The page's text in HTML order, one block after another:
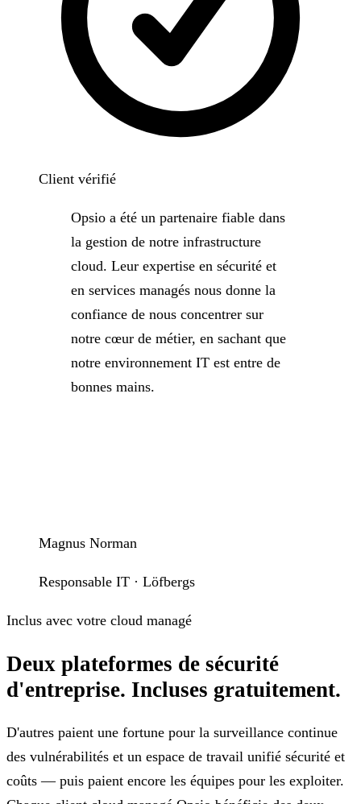
Client vérifié
Opsio a été un partenaire fiable dans
la gestion de notre infrastructure
cloud. Leur expertise en sécurité et
en services managés nous donne la
confiance de nous concentrer sur
notre cœur de métier, en sachant que
notre environnement IT est entre de
bonnes mains.
Magnus Norman
Responsable IT · Löfbergs
Inclus avec votre cloud managé
Deux plateformes de sécurité
d'entreprise. Incluses gratuitement.
D'autres paient une fortune pour la surveillance continue
des vulnérabilités et un espace de travail unifié sécurité et
coûts — puis paient encore les équipes pour les exploiter.